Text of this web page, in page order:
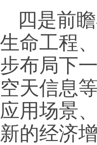
四是前
生命工程
步布局下
空天信息
应用场景
新的经济增